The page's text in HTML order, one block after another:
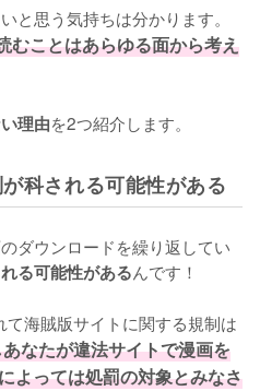
と思う気持ちは分かります。
むことはあらゆる面から考え
理由を2つ紹介します。
科される可能性がある
ダウンロードを繰り返してい
る可能性があるんです！
海賊版サイトに関する規制は
なたが違法サイトで漫画を
よっては処罰の対象とみなさ